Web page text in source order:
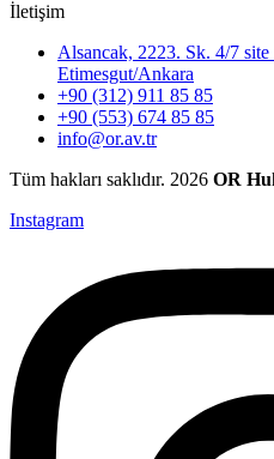
İletişim
Alsancak, 2223. Sk. 4/7
Etimesgut/Ankara
+90 (312) 911 85 85
+90 (553) 674 85 85
info@or.av.tr
Tüm hakları saklıdır. 2026 OR
Instagram